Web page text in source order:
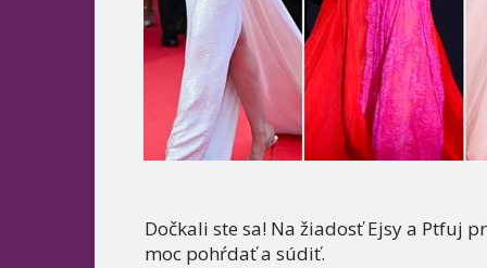
Dočkali ste sa! Na žiadosť Ejsy a Ptfuj
moc pohŕdať a súdiť.